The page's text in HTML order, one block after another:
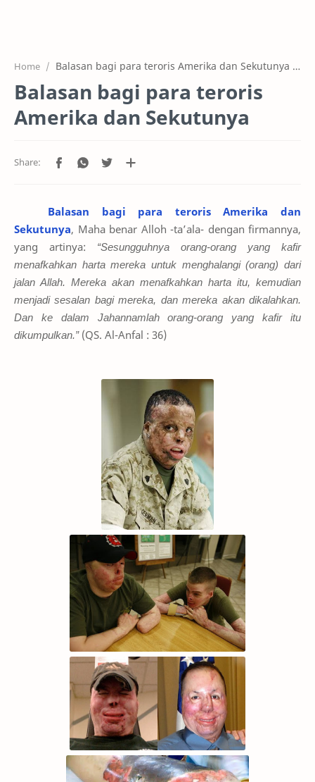
Features
Pricing
Home Balasan bagi para teroris Amerika dan Sekutunya
Balasan bagi para teroris
Amerika dan Sekutunya
Balasan bagi para teroris Amerika dan
Sekutunya, Maha benar Alloh -ta’ala- dengan firmannya,
yang artinya: “Sesungguhnya orang-orang yang kafir
menafkahkan harta mereka untuk menghalangi (orang) dari
jalan Allah. Mereka akan menafkahkan harta itu, kemudian
menjadi sesalan bagi mereka, dan mereka akan dikalahkan.
Dan ke dalam Jahannamlah orang-orang yang kafir itu
dikumpulkan.”(QS. Al-Anfal : 36)